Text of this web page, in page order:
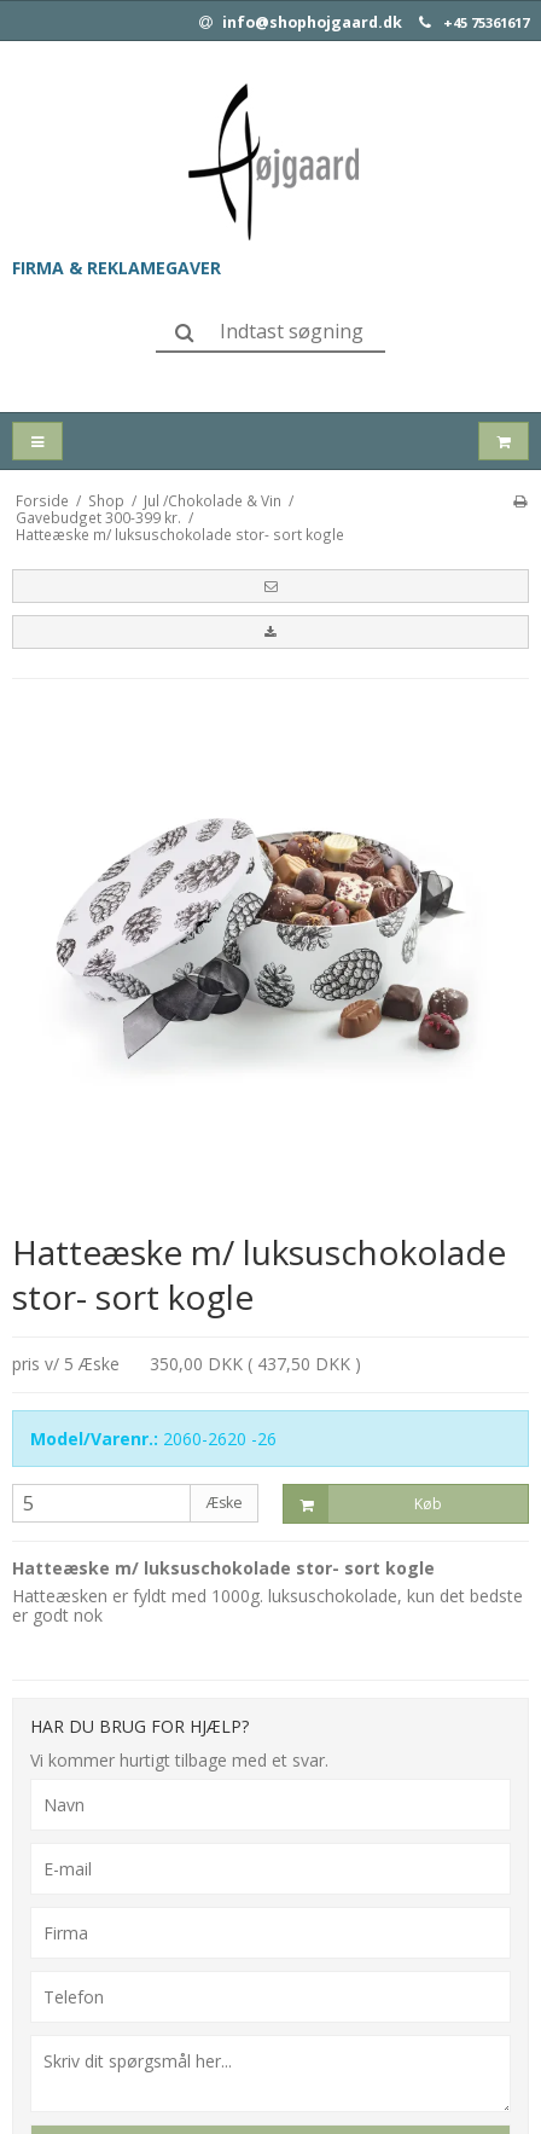
info@shophojgaard.dk +45 75361617
FIRMA & REKLAMEGAVER
Forside / Shop / Jul /Chokolade & Vin /
Gavebudget 300-399 kr. /
Hatteæske m/ luksuschokolade stor- sort kogle
Hatteæske m/ luksuschokolade
stor- sort kogle
pris v/ 5 Æske 350,00 DKK ( 437,50 DKK )
Model/Varenr.: 2060-2620 -26
Æske Køb
Hatteæske m/ luksuschokolade stor- sort kogle
Hatteæsken er fyldt med 1000g. luksuschokolade, kun det bedste
er godt nok
HAR DU BRUG FOR HJÆLP?
Vi kommer hurtigt tilbage med et svar.